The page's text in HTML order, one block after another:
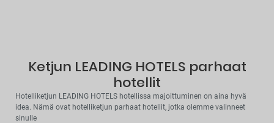
Ketjun LEADING HOTELS parhaat
hotellit
Hotelliketjun LEADING HOTELS hotellissa majoittuminen on aina hyvä
idea. Nämä ovat hotelliketjun parhaat hotellit, jotka olemme valinneet
sinulle